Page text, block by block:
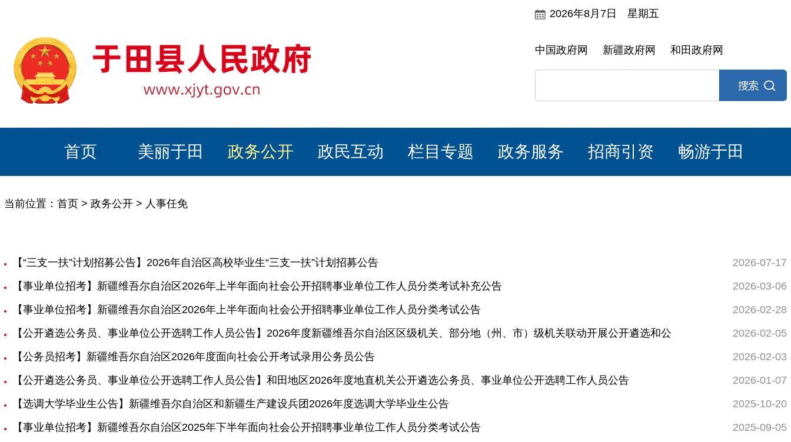
2026年8月7日 星期五
中国政府网 新疆政府网 和田政府网
首页 美丽于田 政务公开 政民互动 栏目专题 政务服务 招商引资 畅游于田
当前位置： 首页 > 政务公开 > 人事任免
【“三支一扶”计划招募公告】2026年自治区高校毕业生“三支一扶”计划招募公告
2026-07-17
【事业单位招考】新疆维吾尔自治区2026年上半年面向社会公开招聘事业单位工作人员分类考试补充公告
2026-03-06
【事业单位招考】新疆维吾尔自治区2026年上半年面向社会公开招聘事业单位工作人员分类考试公告
2026-02-28
【公开遴选公务员、事业单位公开选聘工作人员公告】2026年度新疆维吾尔自治区区级机关、部分地（州、市）级机关联动开展公开遴选和公
2026-02-05
【公务员招考】新疆维吾尔自治区2026年度面向社会公开考试录用公务员公告
2026-02-03
【公开遴选公务员、事业单位公开选聘工作人员公告】和田地区2026年度地直机关公开遴选公务员、事业单位公开选聘工作人员公告
2026-01-07
【选调大学毕业生公告】新疆维吾尔自治区和新疆生产建设兵团2026年度选调大学毕业生公告
2025-10-20
【事业单位招考】新疆维吾尔自治区2025年下半年面向社会公开招聘事业单位工作人员分类考试公告
2025-09-05